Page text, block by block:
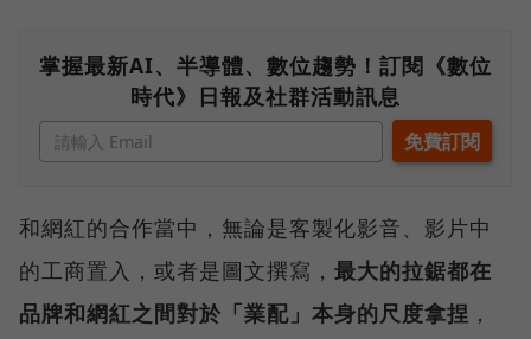
掌握最新AI、半導體、數位趨勢！訂閱《數位
時代》日報及社群活動訊息
和網紅的合作當中，無論是客製化影音、影片中
的工商置入，或者是圖文撰寫， 最大的拉鋸都在
品牌和網紅之間對於「業配」本身的尺度拿捏 ，